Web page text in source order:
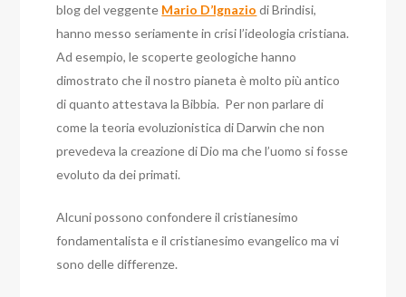
blog del veggente Mario D’Ignazio di Brindisi,
hanno messo seriamente in crisi l’ideologia cristiana.
Ad esempio, le scoperte geologiche hanno
dimostrato che il nostro pianeta è molto più antico
di quanto attestava la Bibbia. Per non parlare di
come la teoria evoluzionistica di Darwin che non
prevedeva la creazione di Dio ma che l’uomo si fosse
evoluto da dei primati.
Alcuni possono confondere il cristianesimo
fondamentalista e il cristianesimo evangelico ma vi
sono delle differenze.